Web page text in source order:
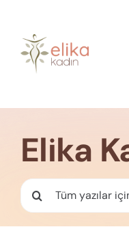
content
Elika
Ara: